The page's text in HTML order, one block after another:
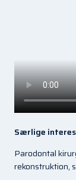
Særlige
Parodontal
rekonstruktion,